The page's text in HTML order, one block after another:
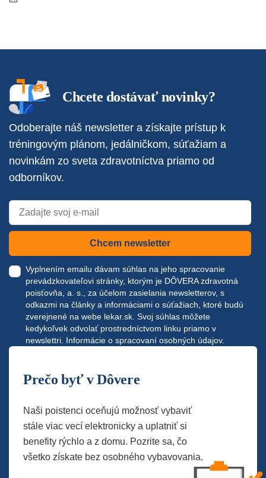
Chcete dostávať novinky?
Odoberajte náš newsletter a získajte prístup k
tréningovým plánom, jedálničkom, súťažiam a
novinkám zo sveta zdravotníctva priamo od
odborníkov.
Chcem newsletter
Vyplnením emailu dávam súhlas na jeho spracovanie
prevádzkovateľovi stránky, ktorým je DÔVERA zdravotná
poisťovňa, a. s., za účelom zasielania newsletterov, s
odkazmi na články a informáciami o súťažiach, ktoré budú
zverejnené na webe lekar.sk . Svoj súhlas môžete
kedykoľvek odvolať prostredníctvom linku priamo v
newslettri. Informácie o spracovaní osobných údajov.
Prečo byť v Dôvere
Naši poistenci oceňujú možnosť vybaviť
stále viac vecí elektronicky a uplatniť si
benefity rýchlo a z domu. Pozrite sa, čo
všetko získate bez osobného vybavovania.